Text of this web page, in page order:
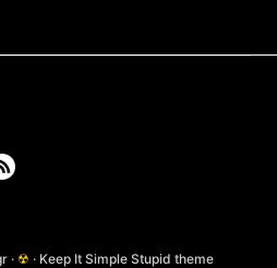
· ☢ · Keep It Simple Stupid theme